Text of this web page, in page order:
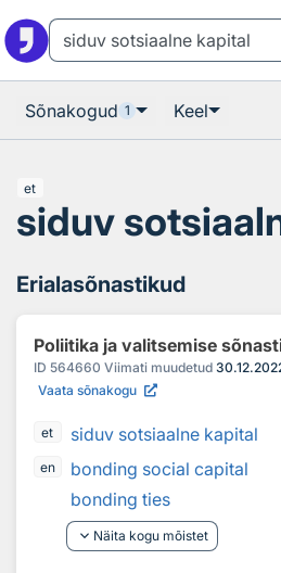
Sõnakogud 1 Keel
et
siduv
Erialasõnastikud
Poliitika ja valitsemise
ID 564660 Viimati muudetud
Vaata sõnakogu
et siduv sotsiaalne kapital
en
bonding social capital
bonding ties
keyboard_arrow_down Näita kogu mõistet